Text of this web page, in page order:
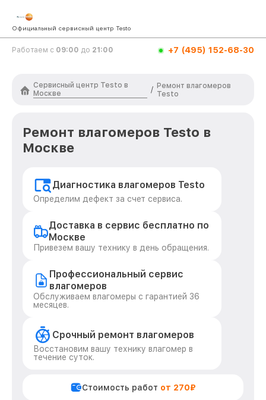
Официальный сервисный центр Testo
Работаем с 09:00 до 21:00 +7 (495) 152-68-30
Сервисный центр Testo в
Москве
/ Ремонт влагомеров
Testo
Ремонт влагомеров Testo в
Москве
Диагностика влагомеров Testo
Определим дефект за счет сервиса.
Доставка в сервис бесплатно по
Москве
Привезем вашу технику в день обращения.
Профессиональный сервис
влагомеров
Обслуживаем влагомеры с гарантией 36
месяцев.
Срочный ремонт влагомеров
Восстановим вашу технику влагомер в
течение суток.
Стоимость работ от 270₽